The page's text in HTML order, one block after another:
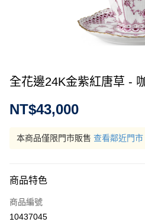
全花邊24K金紫紅唐草 -
NT$43,000
本商品僅限門市販售 查看鄰近門市
商品特色
商品編號
10437045